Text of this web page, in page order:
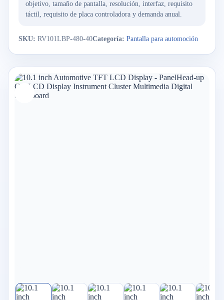
objetivo, tamaño de pantalla, resolución, interfaz, requisito
táctil, requisito de placa controladora y demanda anual.
SKU: RV101LBP-480-40Categoría: Pantalla para automoción